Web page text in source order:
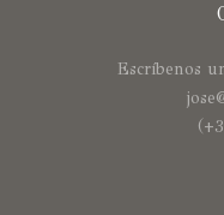
Escríbenos